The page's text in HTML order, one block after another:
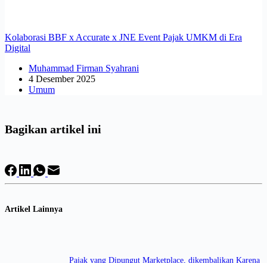
Kolaborasi BBF x Accurate x JNE Event Pajak UMKM di Era
Digital
Muhammad Firman Syahrani
4 Desember 2025
Umum
Bagikan artikel ini
Artikel Lainnya
Pajak yang Dipungut Marketplace, dikembalikan Karena